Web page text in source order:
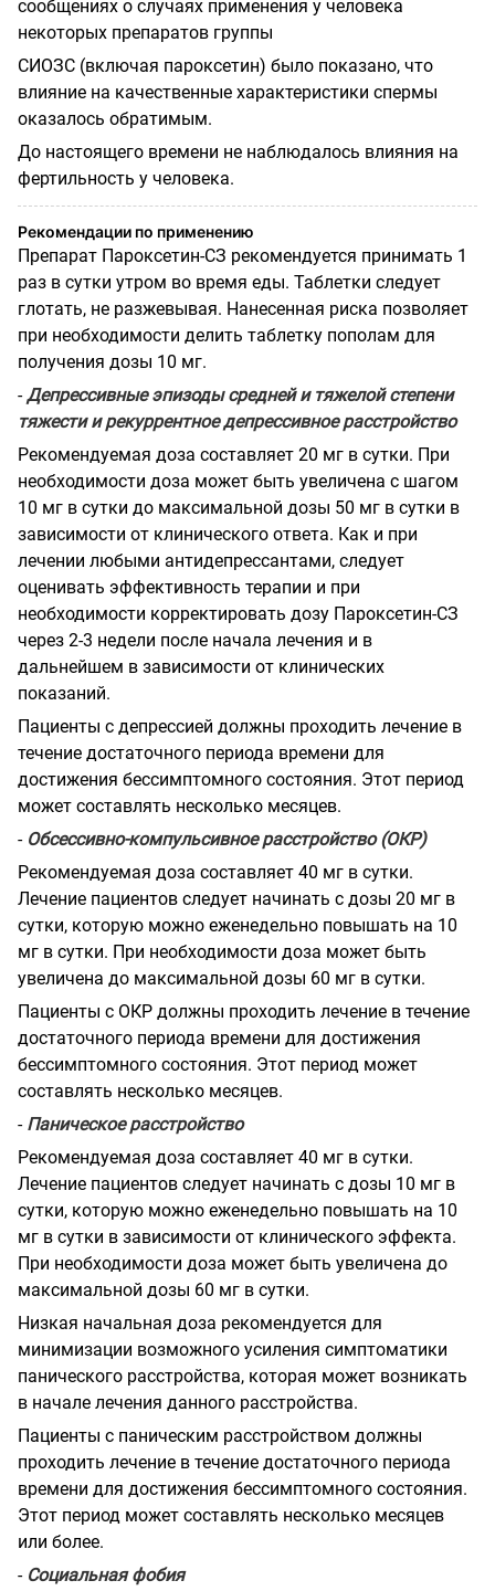
сообщениях о случаях применения у человека
некоторых препаратов группы
СИОЗС (включая пароксетин) было показано, что
влияние на качественные характеристики спермы
оказалось обратимым.
До настоящего времени не наблюдалось влияния на
фертильность у человека.
Рекомендации по применению
Препарат Пароксетин-СЗ рекомендуется принимать 1
раз в сутки утром во время еды. Таблетки следует
глотать, не разжевывая. Нанесенная риска позволяет
при необходимости делить таблетку пополам для
получения дозы 10 мг.
-Депрессивные эпизоды средней и тяжелой степени
тяжести и рекуррентное депрессивное расстройство
Рекомендуемая доза составляет 20 мг в сутки. При
необходимости доза может быть увеличена с шагом
10 мг в сутки до максимальной дозы 50 мг в сутки в
зависимости от клинического ответа. Как и при
лечении любыми антидепрессантами, следует
оценивать эффективность терапии и при
необходимости корректировать дозу Пароксетин-СЗ
через 2-3 недели после начала лечения и в
дальнейшем в зависимости от клинических
показаний.
Пациенты с депрессией должны проходить лечение в
течение достаточного периода времени для
достижения бессимптомного состояния. Этот период
может составлять несколько месяцев.
- Обсессивно-компульсивное расстройство (ОКР)
Рекомендуемая доза составляет 40 мг в сутки.
Лечение пациентов следует начинать с дозы 20 мг в
сутки, которую можно еженедельно повышать на 10
мг в сутки. При необходимости доза может быть
увеличена до максимальной дозы 60 мг в сутки.
Пациенты с ОКР должны проходить лечение в течение
достаточного периода времени для достижения
бессимптомного состояния. Этот период может
составлять несколько месяцев.
- Паническое расстройство
Рекомендуемая доза составляет 40 мг в сутки.
Лечение пациентов следует начинать с дозы 10 мг в
сутки, которую можно еженедельно повышать на 10
мг в сутки в зависимости от клинического эффекта.
При необходимости доза может быть увеличена до
максимальной дозы 60 мг в сутки.
Низкая начальная доза рекомендуется для
минимизации возможного усиления симптоматики
панического расстройства, которая может возникать
в начале лечения данного расстройства.
Пациенты с паническим расстройством должны
проходить лечение в течение достаточного периода
времени для достижения бессимптомного состояния.
Этот период может составлять несколько месяцев
или более.
- Социальная фобия